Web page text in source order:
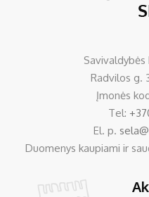
Radvilos g.
Įmonės
Tel:
El. p.
Duomenys kaupiami ir